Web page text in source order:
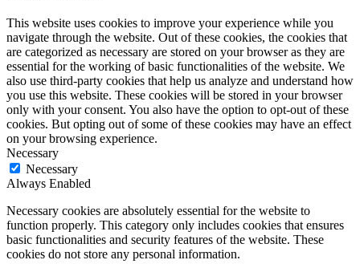
This website uses cookies to improve your experience while you
navigate through the website. Out of these cookies, the cookies that
are categorized as necessary are stored on your browser as they are
essential for the working of basic functionalities of the website. We
also use third-party cookies that help us analyze and understand how
you use this website. These cookies will be stored in your browser
only with your consent. You also have the option to opt-out of these
cookies. But opting out of some of these cookies may have an effect
on your browsing experience.
Necessary
Necessary
Always Enabled
Necessary cookies are absolutely essential for the website to
function properly. This category only includes cookies that ensures
basic functionalities and security features of the website. These
cookies do not store any personal information.